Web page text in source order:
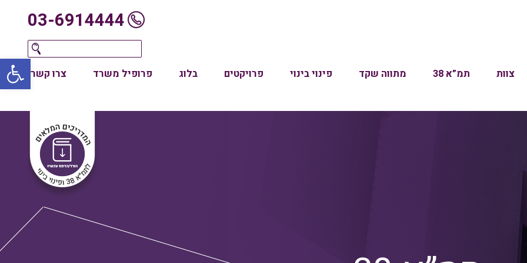
03-6914444
צוות תמ”א 38 מתווה שקד פינוי בינוי פרויקטים בלוג פרופיל משרד צרו קשר